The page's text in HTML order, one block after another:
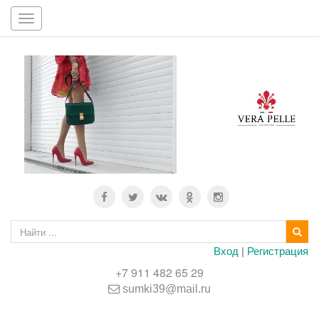
Toggle
navigation
Вход | Регистрация
+7 911 482 65 29
sumki39@mail.ru